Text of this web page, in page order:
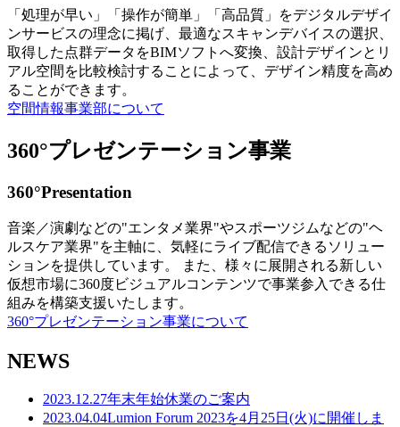
「処理が早い」「操作が簡単」「高品質」をデジタルデザイ
ンサービスの理念に掲げ、最適なスキャンデバイスの選択、
取得した点群データをBIMソフトへ変換、設計デザインとリ
アル空間を比較検討することによって、デザイン精度を高め
ることができます。
空間情報事業部について
360°プレゼンテーション事業
360°Presentation
音楽／演劇などの"エンタメ業界"やスポーツジムなどの"ヘ
ルスケア業界"を主軸に、気軽にライブ配信できるソリュー
ションを提供しています。 また、様々に展開される新しい
仮想市場に360度ビジュアルコンテンツで事業参入できる仕
組みを構築支援いたします。
360°プレゼンテーション事業について
NEWS
2023.12.27年末年始休業のご案内
2023.04.04Lumion Forum 2023を4月25日(火)に開催しま